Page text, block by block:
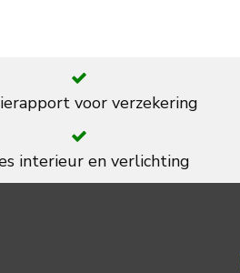
voor verzekering
interieur en verlichting